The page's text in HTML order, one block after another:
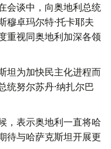
会谈中，向奥地利总统
穆卓玛尔特·托卡耶夫
重视同奥地利加深各领
坦为加快民主化进程而
统努尔苏丹·纳扎尔巴
，表示奥地利一直将哈
待与哈萨克斯坦开展更